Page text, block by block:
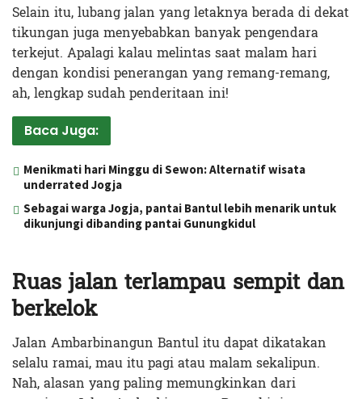
Selain itu, lubang jalan yang letaknya berada di dekat
tikungan juga menyebabkan banyak pengendara
terkejut. Apalagi kalau melintas saat malam hari
dengan kondisi penerangan yang remang-remang,
ah, lengkap sudah penderitaan ini!
Baca Juga:
Menikmati hari Minggu di Sewon: Alternatif wisata
underrated Jogja
Sebagai warga Jogja, pantai Bantul lebih menarik untuk
dikunjungi dibanding pantai Gunungkidul
Ruas jalan terlampau sempit dan
berkelok
Jalan Ambarbinangun Bantul itu dapat dikatakan
selalu ramai, mau itu pagi atau malam sekalipun.
Nah, alasan yang paling memungkinkan dari